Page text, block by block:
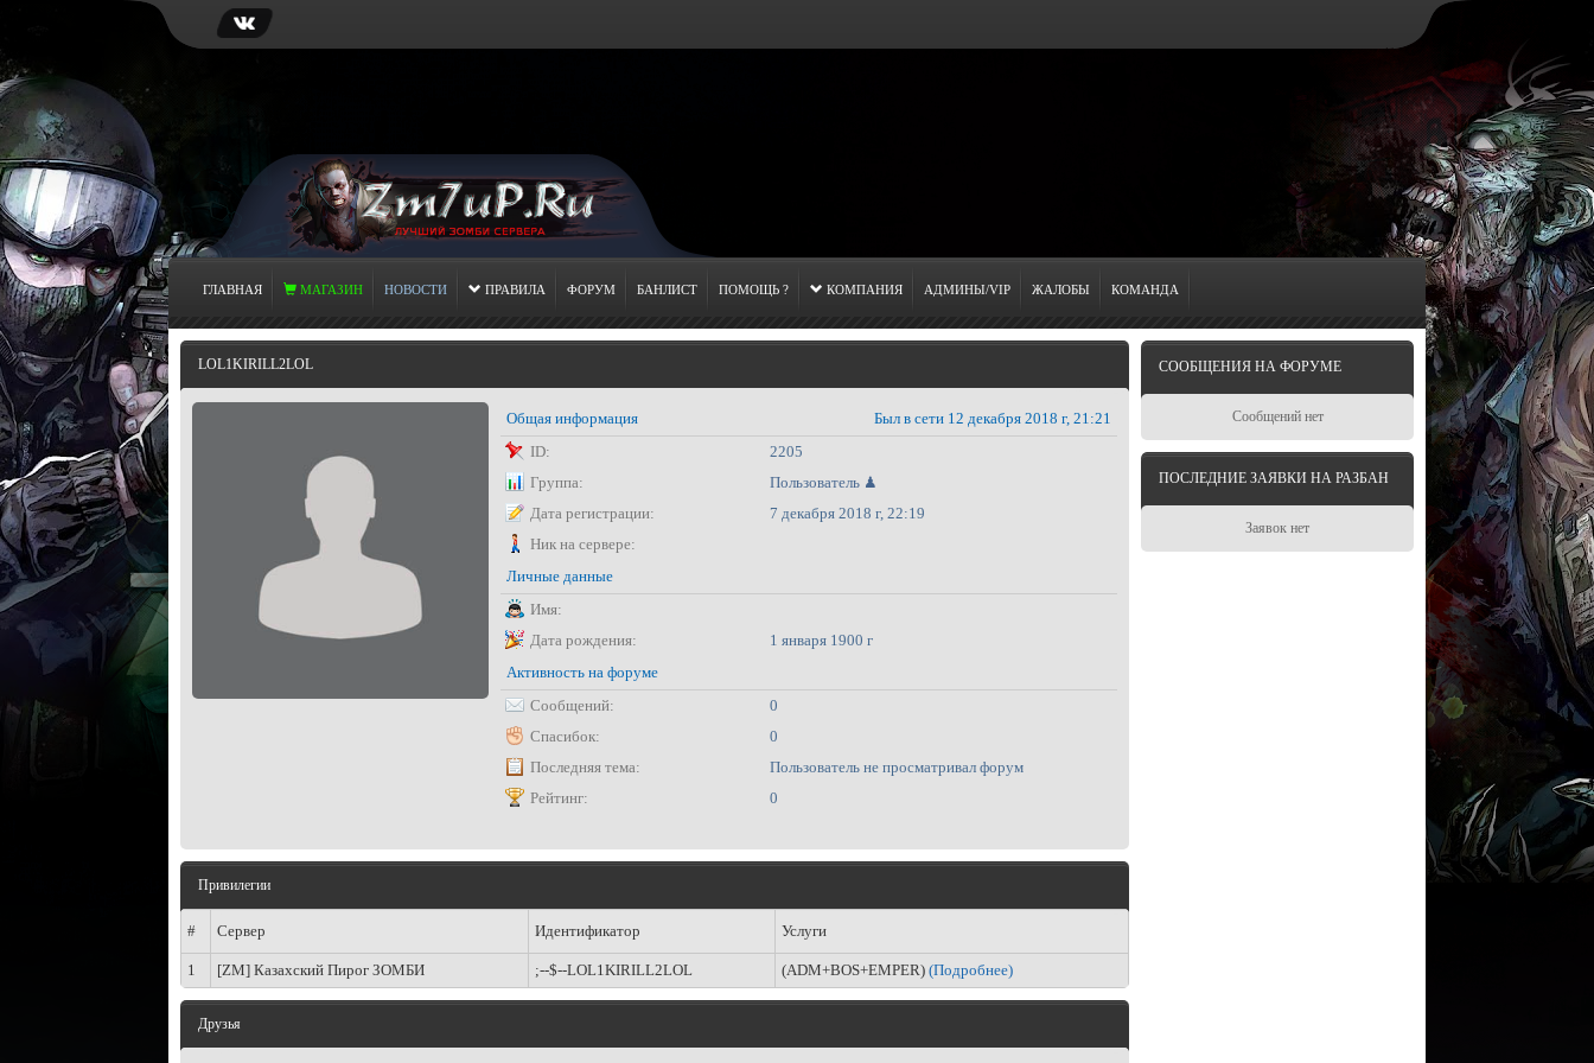
ГЛАВНАЯ МАГАЗИН НОВОСТИ ПРАВИЛА ФОРУМ БАНЛИСТ ПОМОЩЬ ? КОМПАНИЯ АДМИНЫ/VIP ЖАЛОБЫ КОМАНДА
LOL1KIRILL2LOL
Общая информация
Был в сети 12 декабря 2018 г, 21:21
ID:
2205
Группа:
Пользователь ♟
Дата регистрации:
7 декабря 2018 г, 22:19
Ник на сервере:
Личные данные
Имя:
Дата рождения:
1 января 1900 г
Активность на форуме
Сообщений:
0
Спасибок:
0
Последняя тема:
Пользователь не просматривал форум
Рейтинг:
0
Привилегии
# Сервер Идентификатор Услуги
1 [ZM] Казахский Пирог ЗОМБИ ;--$--LOL1KIRILL2LOL (ADM+BOS+EMPER) (Подробнее)
Друзья
СООБЩЕНИЯ НА ФОРУМЕ
Сообщений нет
ПОСЛЕДНИЕ ЗАЯВКИ НА РАЗБАН
Заявок нет